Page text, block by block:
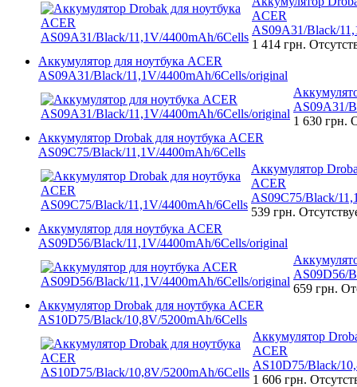
ACER
AS09A31/Black/
1 414 грн.
Аккумулятор для ноутбука ACER
AS09A31/Black/11,1V/4400mAh/6Cells/original
AS09A31/
1 630 грн.
Аккумулятор Drobak для ноутбука ACER
AS09C75/Black/11,1V/4400mAh/6Cells
Аккумулятор
ACER
AS09C75/Black/
539 грн.
Аккумулятор для ноутбука ACER
AS09D56/Black/11,1V/4400mAh/6Cells/original
AS09D56/
659 грн.
Аккумулятор Drobak для ноутбука ACER
AS10D75/Black/10,8V/5200mAh/6Cells
Аккумулятор
ACER
AS10D75/Black/
1 606 грн.